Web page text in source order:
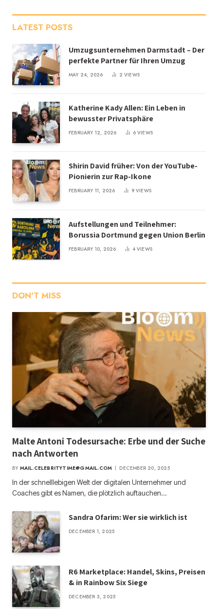
LATEST POSTS
Umzugsunternehmen Darmstadt – Der
perfekte Partner für Ihren Umzug
MAY 24, 2026 2VIEWS
Katherine Kady Allen: Ein Leben in
bewusster Privatsphäre
FEBRUARY 12, 2026 6VIEWS
Shirin David früher: Von der YouTube-
Pionierin zur Rap-Ikone
FEBRUARY 11, 2026 9VIEWS
Aufstellungen und Teilnehmer:
Borussia Dortmund gegen Union Berlin
FEBRUARY 10, 2026 4VIEWS
DON'T MISS
Malte Antoni Todesursache: Erbe und der Suche
nach Antworten
BY MAIL.CELEBRITYTIME@GMAIL.COM DECEMBER 20, 2025
In der schnelllebigen Welt der digitalen Unternehmer und
Coaches gibt es Namen, die plötzlich auftauchen…
Sandra Ofarim: Wer sie wirklich ist
DECEMBER 1, 2025
R6 Marketplace: Handel, Skins, Preisen
& in Rainbow Six Siege
DECEMBER 3, 2025